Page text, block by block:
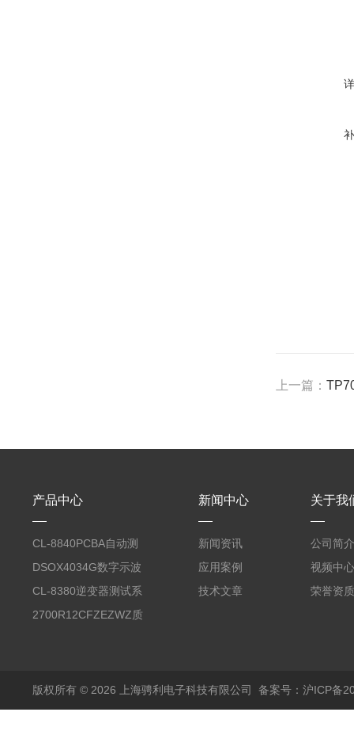
上一篇：
产品中心
CL-8840PCBA自动测
试台系统
DSOX4034G数字示波
器
CL-8380逆变器测试系
统台
2700R12CFZEZWZ质
新闻中心
新闻资讯
应用案例
技术文章
关于我
公司简介
视频中心
荣誉资质
版权所有 © 2026 上海骋利电子科技有限公司 备案号：沪ICP备